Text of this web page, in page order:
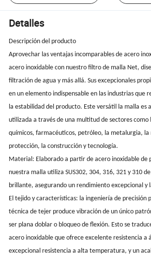
Detalles
Descripción del producto
Aprovechar las ventajas incomparables de acero
acero inoxidable con nuestro filtro de malla Net,
filtración de agua y más allá. Sus excepcionales
en un elemento indispensable en las industrias que
la estabilidad del producto. Este versátil la malla es
utilizada a través de una multitud de sectores
químicos, farmacéuticos, petróleo, la metalurgia, la
protección, la construcción y tecnología.
Material: Elaborado a partir de acero inoxidable de
nuestra malla utiliza SUS302, 304, 316, 321 y 310
brillante, asegurando un rendimiento excepcional y
El tejido y características: la ingeniería de precisión
técnica de tejer produce vibración de un único
ser plana doblar o bloqueo de flexión. Esto se
acero inoxidable que ofrece excelente resistencia a
excepcional resistencia a alta temperatura, y un